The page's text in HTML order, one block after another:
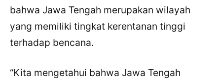
bahwa Jawa Tengah merupakan wilayah
yang memiliki tingkat kerentanan tinggi
terhadap bencana.
“Kita mengetahui bahwa Jawa Tengah